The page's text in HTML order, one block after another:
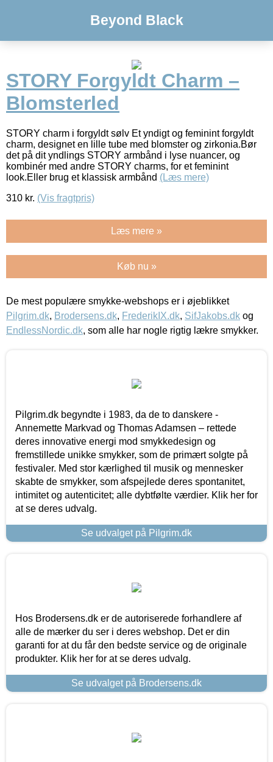
Beyond Black
STORY Forgyldt Charm –
Blomsterled
STORY charm i forgyldt sølv Et yndigt og feminint forgyldt
charm, designet en lille tube med blomster og zirkonia.Bør
det på dit yndlings STORY armbånd i lyse nuancer, og
kombinér med andre STORY charms, for et feminint
look.Eller brug et klassisk armbånd (Læs mere)
310 kr. (Vis fragtpris)
Læs mere »
Køb nu »
De mest populære smykke-webshops er i øjeblikket
Pilgrim.dk, Brodersens.dk, FrederikIX.dk, SifJakobs.dk og
EndlessNordic.dk, som alle har nogle rigtig lækre smykker.
Pilgrim.dk begyndte i 1983, da de to danskere -
Annemette Markvad og Thomas Adamsen – rettede
deres innovative energi mod smykkedesign og
fremstillede unikke smykker, som de primært solgte på
festivaler. Med stor kærlighed til musik og mennesker
skabte de smykker, som afspejlede deres spontanitet,
intimitet og autenticitet; alle dybtfølte værdier. Klik her for
at se deres udvalg.
Se udvalget på Pilgrim.dk
Hos Brodersens.dk er de autoriserede forhandlere af
alle de mærker du ser i deres webshop. Det er din
garanti for at du får den bedste service og de originale
produkter. Klik her for at se deres udvalg.
Se udvalget på Brodersens.dk